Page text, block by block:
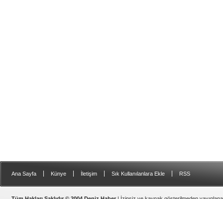
Ana Sayfa Künye İletişim Sık Kullanılanlara Ekle RSS